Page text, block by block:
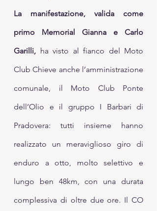
La manifestazione, valida come
primo Memorial Gianna e Carlo
Garilli, ha visto al fianco del Moto
Club Chieve anche l’amministrazione
comunale, il Moto Club Ponte
dell’Olio e il gruppo I Barbari di
Pradovera: tutti insieme hanno
realizzato un meraviglioso giro di
enduro a otto, molto selettivo e
lungo ben 48km, con una durata
complessiva di oltre due ore. Il CO